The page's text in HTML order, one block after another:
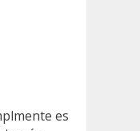
es